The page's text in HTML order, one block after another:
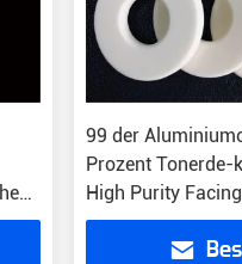
99 der
Prozent Tonerde-
High Purity Facing